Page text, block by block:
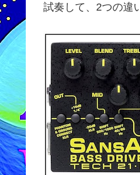
試奏して、2つの違